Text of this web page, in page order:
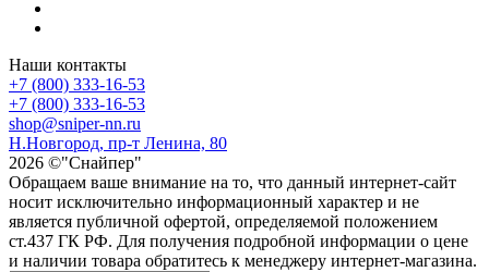
Наши контакты
+7 (800) 333-16-53
+7 (800) 333-16-53
shop@sniper-nn.ru
Н.Новгород, пр-т Ленина, 80
2026 ©"Снайпер"
Обращаем ваше внимание на то, что данный интернет-сайт
носит исключительно информационный характер и не
является публичной офертой, определяемой положением
ст.437 ГК РФ. Для получения подробной информации о цене
и наличии товара обратитесь к менеджеру интернет-магазина.